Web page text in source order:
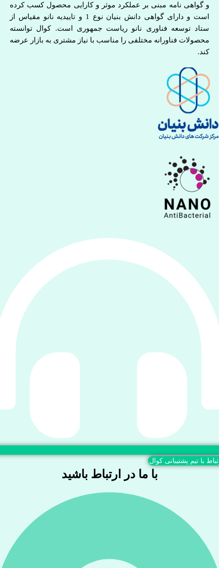
و گواهی نامه مبنی بر عملکرد موثر و کارایی محصول کسب کرده
است و دارای گواهی دانش بنیان نوع 1 و تاییدیه نانو مقیاس از
ستاد توسعه فناوری نانو ریاست جمهوری است. کوال توانسته
محصولات فناورانه مختلفی را مناسب با نیاز مشتری به بازار عرضه
کند.
با تیم پشتیبانی کوال
با ما در ارتباط باشید